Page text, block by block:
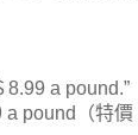
a pound.”
pound（特